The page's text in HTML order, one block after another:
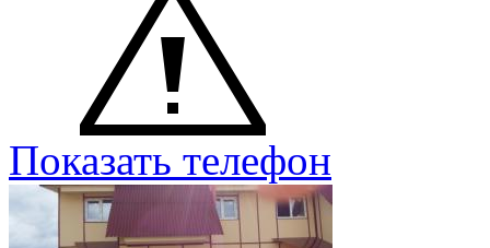
Показать телефон